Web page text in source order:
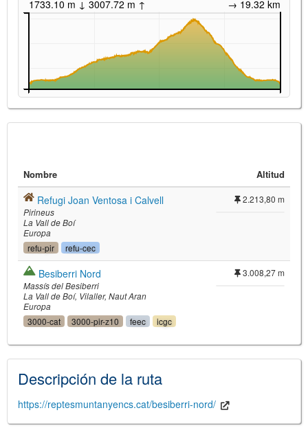
© OpenStreetMap
and its contributors
©Institut Cartogràfic i Geològic de
Catalunya (CC BY-SH 4.0
1733.10 m ↓ 3007.72 m ↑ → 19.32 km
Nombre Altitud
Refugi Joan Ventosa i Calvell
Pirineus
La Vall de Boí
Europa
refu-pir refu-cec
2.213,80 m
Besiberri Nord
Massís del Besiberri
La Vall de Boí Vilaller Naut Aran
Europa
3000-cat 3000-pir-z10 feec icgc
3.008,27 m
Descripción de la ruta
https://reptesmuntanyencs.cat/besiberri-nord/